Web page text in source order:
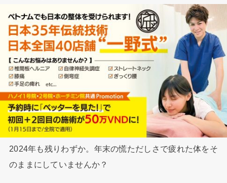
2024年も残りわずか。年末の慌ただしさで疲れた体をそ
のままにしていませんか？